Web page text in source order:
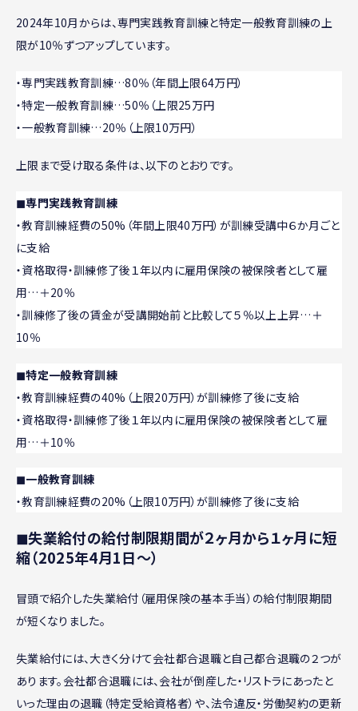
2024年10月からは、専門実践教育訓練と特定一般教育訓練の上
限が10％ずつアップしています。
・専門実践教育訓練…80％（年間上限64万円）
・特定一般教育訓練…50％（上限25万円
・一般教育訓練…20％（上限10万円）
上限まで受け取る条件は、以下のとおりです。
◼︎専門実践教育訓練
・教育訓練経費の50%（年間上限40万円）が訓練受講中６か月ごと
に支給
・資格取得・訓練修了後１年以内に雇用保険の被保険者として雇
用…＋20％
・訓練修了後の賃金が受講開始前と比較して５％以上上昇…＋
10％
◼︎特定一般教育訓練
・教育訓練経費の40%（上限20万円）が訓練修了後に支給
・資格取得・訓練修了後１年以内に雇用保険の被保険者として雇
用…＋10％
◼︎一般教育訓練
・教育訓練経費の20%（上限10万円）が訓練修了後に支給
◼︎失業給付の給付制限期間が２ヶ月から１ヶ月に短
縮（2025年4月1日〜）
冒頭で紹介した失業給付（雇用保険の基本手当）の給付制限期間
が短くなりました。
失業給付には、大きく分けて会社都合退職と自己都合退職の２つが
あります。会社都合退職には、会社が倒産した・リストラにあったと
いった理由の退職（特定受給資格者）や、法令違反・労働契約の更新